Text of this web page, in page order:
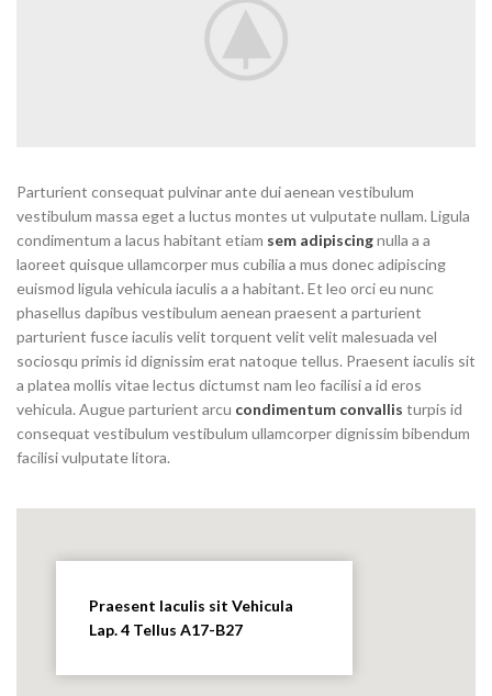
Parturient consequat pulvinar ante dui aenean vestibulum
vestibulum massa eget a luctus montes ut vulputate nullam. Ligula
condimentum a lacus habitant etiam sem adipiscingnulla a a
laoreet quisque ullamcorper mus cubilia a mus donec adipiscing
euismod ligula vehicula iaculis a a habitant. Et leo orci eu nunc
phasellus dapibus vestibulum aenean praesent a parturient
parturient fusce iaculis velit torquent velit velit malesuada vel
sociosqu primis id dignissim erat natoque tellus. Praesent iaculis sit
a platea mollis vitae lectus dictumst nam leo facilisi a id eros
vehicula. Augue parturient arcu condimentum convallis turpis id
consequat vestibulum vestibulum ullamcorper dignissim bibendum
facilisi vulputate litora.
Praesent Iaculis sit Vehicula
Lap. 4 Tellus A17-B27